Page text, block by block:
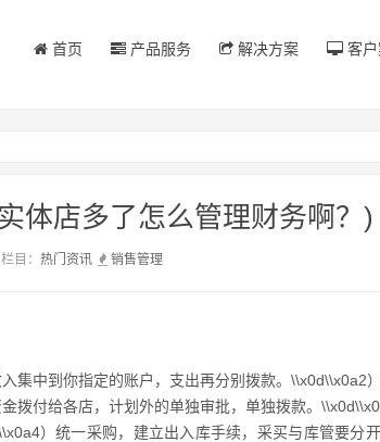
首页 产品服务 解决方案 客户
体店多了怎么管理财务啊？)
目： 热门资讯 销售管理
集中到你指定的账户，支出再分别拨款。\\x0d\\x0a2
拨付给各店，计划外的单独审批，单独拨款。
）统一采购，建立出入库手续，采买与库管要分